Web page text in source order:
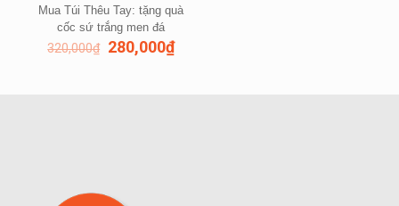
Mua Túi Thêu Tay: tặng quà
cốc sứ trắng men đá
320,000₫ 280,000₫